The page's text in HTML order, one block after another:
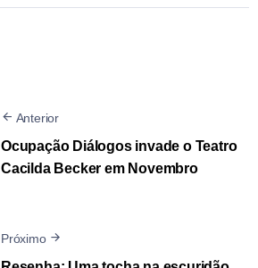
Anterior
Ocupação Diálogos invade o Teatro
Cacilda Becker em Novembro
Próximo